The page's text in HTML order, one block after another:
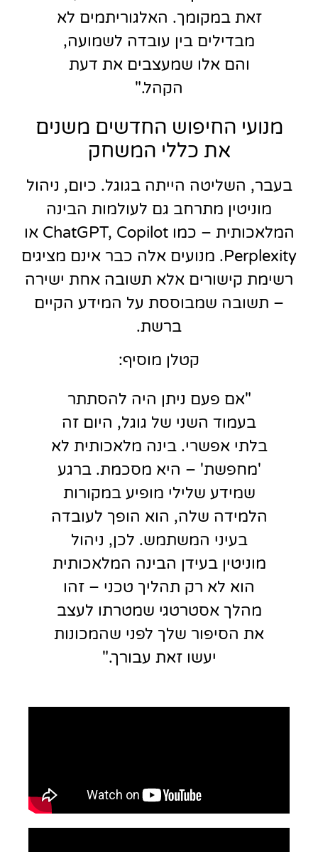
זאת במקומך. האלגוריתמים לא
מבדילים בין עובדה לשמועה,
והם אלו שמעצבים את דעת
הקהל."
מנועי החיפוש החדשים משנים
את כללי המשחק
בעבר, השליטה הייתה בגוגל. כיום, ניהול
מוניטין מתרחב גם לעולמות הבינה
המלאכותית – כמו ChatGPT, Copilot או
Perplexity. מנועים אלה כבר אינם מציגים
רשימת קישורים אלא תשובה אחת ישירה
– תשובה שמבוססת על המידע הקיים
ברשת.
קטלן מוסיף:
"אם פעם ניתן היה להסתתר
בעמוד השני של גוגל, היום זה
בלתי אפשרי. בינה מלאכותית לא
'מחפשת' – היא מסכמת. ברגע
שמידע שלילי מופיע במקורות
הלמידה שלה, הוא הופך לעובדה
בעיני המשתמש. לכן, ניהול
מוניטין בעידן הבינה המלאכותית
הוא לא רק תהליך טכני – זהו
מהלך אסטרטגי שמטרתו לעצב
את הסיפור שלך לפני שהמכונות
יעשו זאת עבורך."